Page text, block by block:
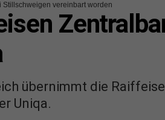
Stillschweigen vereinbart worden
übernimmt die
Uniqa.